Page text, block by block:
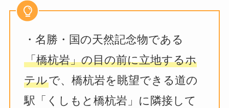
・名勝・国の天然記念物である
「橋杭岩」の目の前に立地するホ
テルで、橋杭岩を眺望できる道の
駅「くしもと橋杭岩」に隣接して